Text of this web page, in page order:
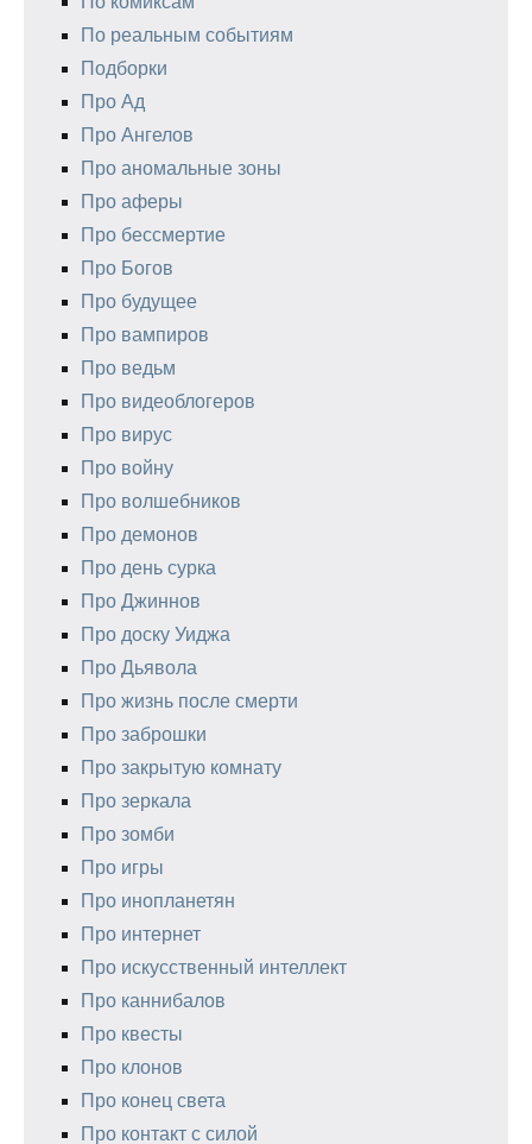
По реальным событиям
Подборки
Про Ад
Про Ангелов
Про аномальные зоны
Про аферы
Про бессмертие
Про Богов
Про будущее
Про вампиров
Про ведьм
Про видеоблогеров
Про вирус
Про войну
Про волшебников
Про демонов
Про день сурка
Про Джиннов
Про доску Уиджа
Про Дьявола
Про жизнь после смерти
Про заброшки
Про закрытую комнату
Про зеркала
Про зомби
Про игры
Про инопланетян
Про интернет
Про искусственный интеллект
Про каннибалов
Про квесты
Про клонов
Про конец света
Про контакт с силой